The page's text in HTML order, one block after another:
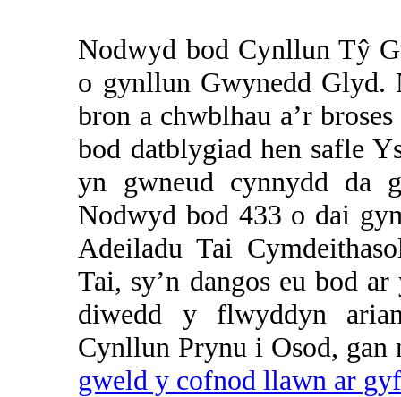
Nodwyd bod Cynllun Tŷ
o gynllun Gwynedd Glyd.
bron a chwblhau a’r
bod datblygiad hen safle
yn gwneud cynnydd da
Nodwyd bod 433 o dai
Adeiladu Tai
Tai, sy’n dangos eu bod
diwedd y flwyddyn
Cynllun Prynu i Osod,
gweld y cofnod llawn ar